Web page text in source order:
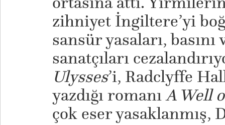
zihniyet İngiltere’yi
sansür yasaları,
sanatçıları
Ulysses’i, Radclyffe
yazdığı romanıA Well
çok eser yasaklanmış,